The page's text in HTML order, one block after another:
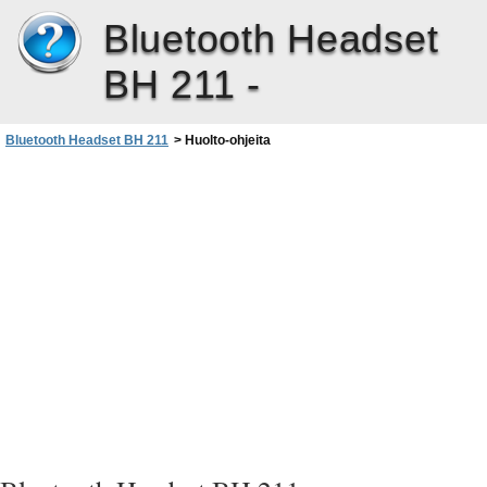
Bluetooth Headset
BH 211 -
Bluetooth Headset BH 211 > Huolto-ohjeita